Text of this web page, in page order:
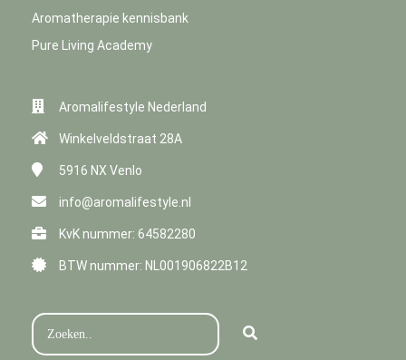
Aromatherapie kennisbank
Pure Living Academy
Aromalifestyle Nederland
Winkelveldstraat 28A
5916 NX Venlo
info@aromalifestyle.nl
KvK nummer: 64582280
BTW nummer: NL001906822B12